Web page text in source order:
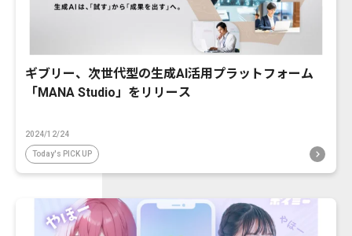
ギブリー、次世代型の生成AI活用プラットフォーム
「MANA Studio」をリリース
2024/12/24
Today's PICK UP